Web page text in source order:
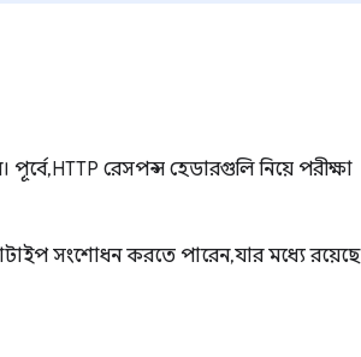
HTTP রেসপন্স হেডারগুলি নিয়ে পরীক্ষা
সংশোধন করতে পারেন, যার মধ্যে রয়েছে